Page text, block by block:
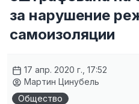
за нарушение
самоизоляции
17 апр. 2020 г., 17:52
Мартин Цинубель
Общество